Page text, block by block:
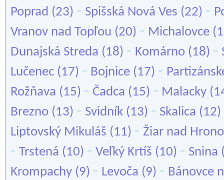
Poprad (23) - Spišská Nová Ves (22) -
Vranov nad Topľou (20) - Michalovce
Dunajská Streda (18) - Komárno (18) -
Lučenec (17) - Bojnice (17) -
Rožňava (15) - Čadca (15) - Malacky
Brezno (13) - Svidník (13) - Skalica (12)
Liptovský Mikuláš (11) - Žiar nad
- Trstená (10) - Veľký Krtíš (10) - Snina
Krompachy (9) - Levoča (9) - Bánovce